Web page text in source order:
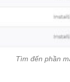
Tìm đến phần